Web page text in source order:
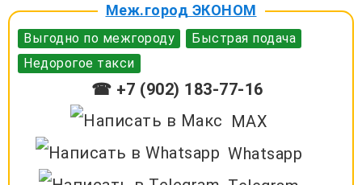
Меж.город ЭКОНОМ
Выгодно по межгороду
Быстрая подача
Недорогое такси
☎ +7 (902) 183-77-16
MAX
Whatsapp